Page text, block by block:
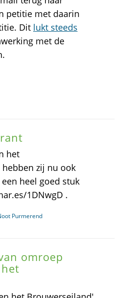
petitie met daarin
Dit lukt steeds
met de
het
zij nu ook
heel goed stuk
1DNwgD .
Purmerend
omroep